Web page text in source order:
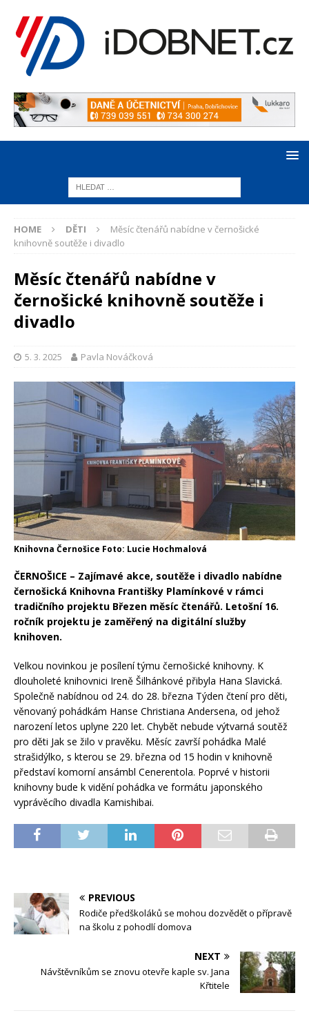
HOME DĚTI
Měsíc čtenářů nabídne v černošické
knihovně soutěže i divadlo
Měsíc čtenářů nabídne v
černošické knihovně soutěže i
divadlo
5. 3. 2025 Pavla Nováčková
Knihovna Černošice Foto: Lucie Hochmalová
ČERNOŠICE – Zajímavé akce, soutěže i divadlo nabídne
černošická Knihovna Františky Plamínkové v rámci
tradičního projektu Březen měsíc čtenářů. Letošní 16.
ročník projektu je zaměřený na digitální služby
knihoven.
Velkou novinkou je posílení týmu černošické knihovny. K
dlouholeté knihovnici Ireně Šilhánkové přibyla Hana Slavická.
Společně nabídnou od 24. do 28. března Týden čtení pro děti,
věnovaný pohádkám Hanse Christiana Andersena, od jehož
narození letos uplyne 220 let. Chybět nebude výtvarná soutěž
pro děti Jak se žilo v pravěku. Měsíc završí pohádka Malé
strašidýlko, s kterou se 29. března od 15 hodin v knihovně
představí komorní ansámbl Cenerentola. Poprvé v historii
knihovny bude k vidění pohádka ve formátu japonského
vyprávěcího divadla Kamishibai.
PREVIOUS
Rodiče předškoláků se mohou dozvědět o přípravě
na školu z pohodlí domova
NEXT
Návštěvníkům se znovu otevře kaple sv. Jana
Křtitele